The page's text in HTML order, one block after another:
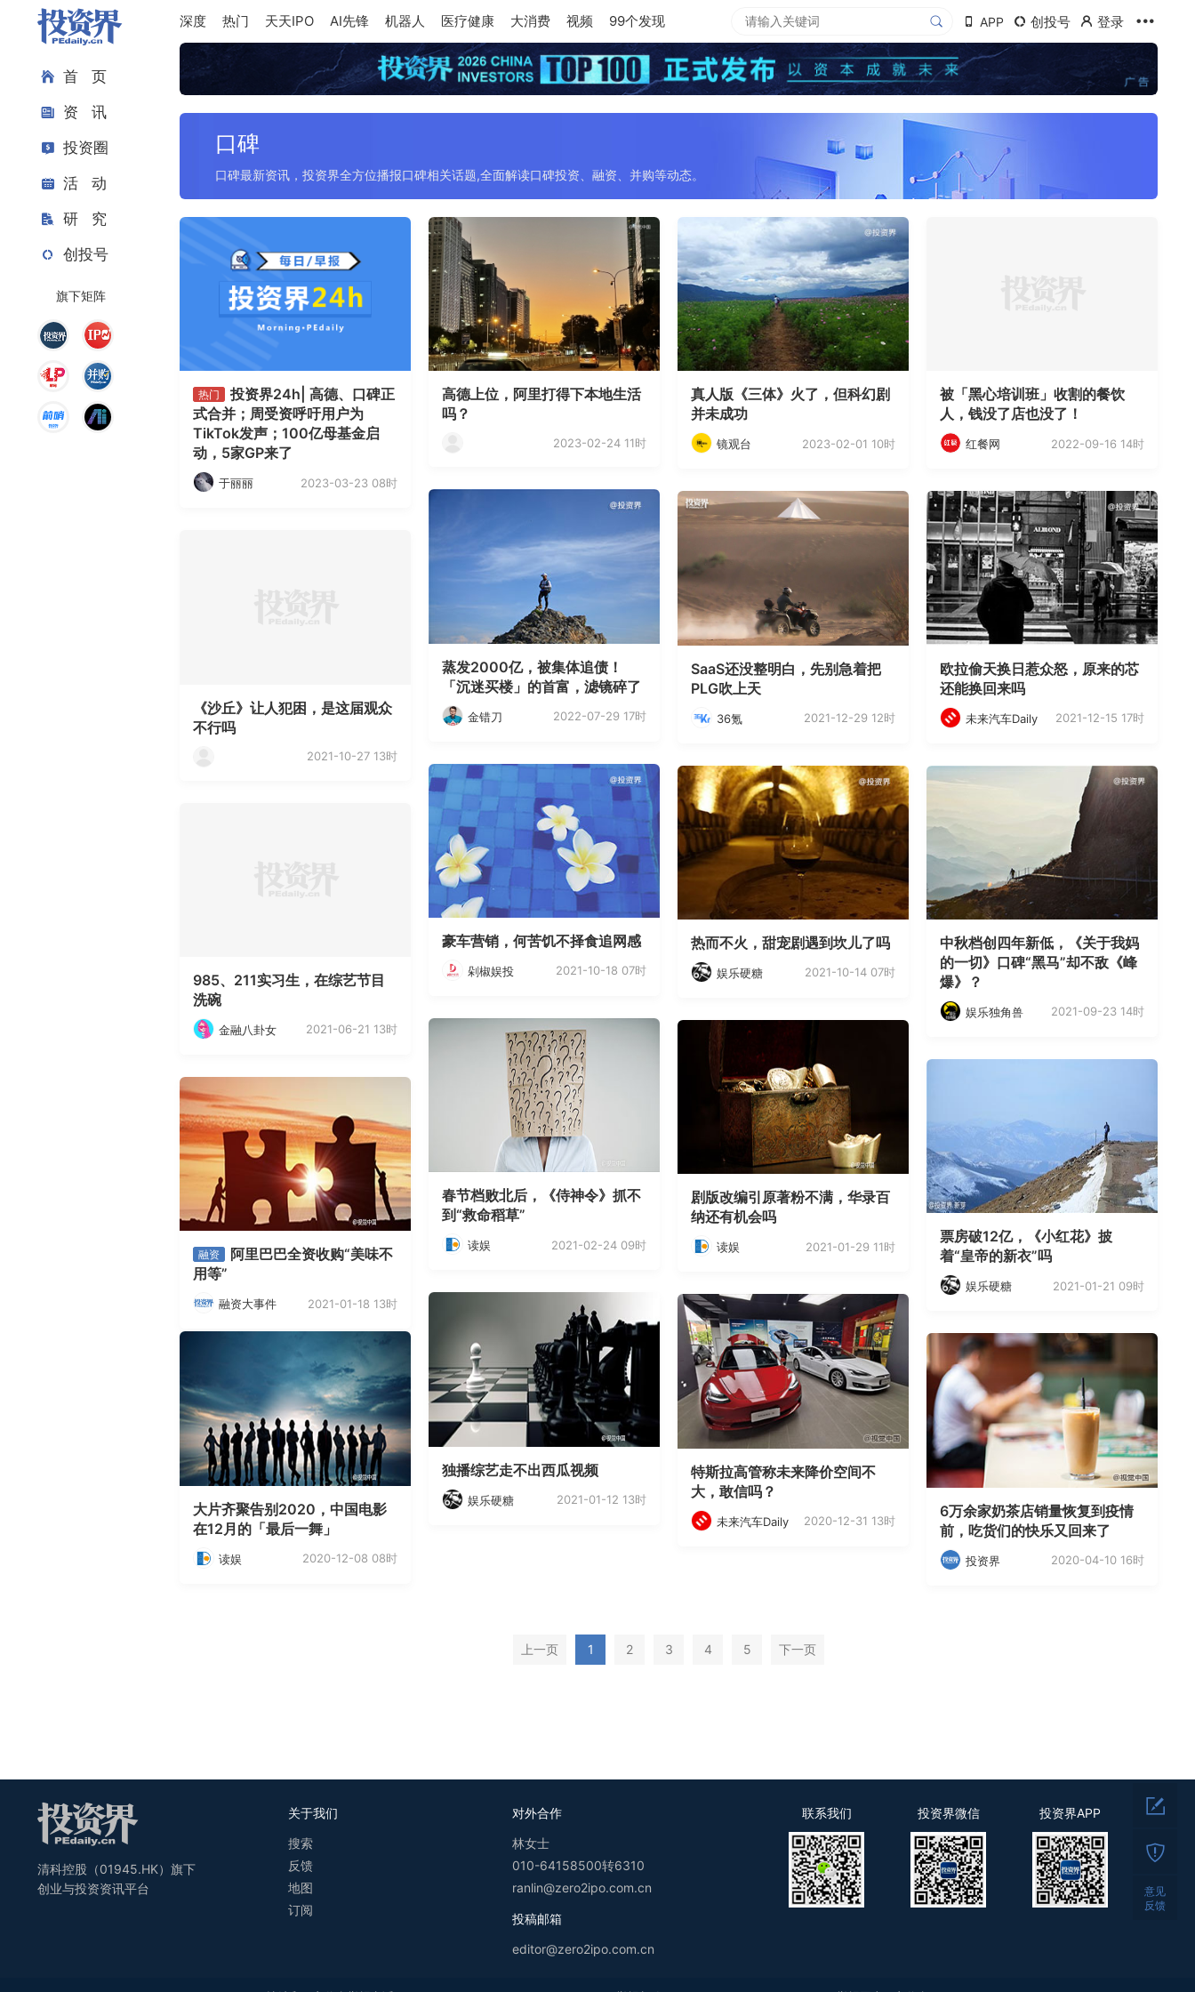
首 页
资 讯
投资圈
活 动
研 究
创投号
旗下矩阵
深度 热门 天天IPO AI先锋 机器人 医疗健康 大消费 视频 99个发现 APP 创投号 登录
口碑
口碑最新资讯，投资界全方位播报口碑相关话题,全面解读口碑投资、融资、并购等动态。
热门
投资界24h| 高德、口碑正
式合并；周受资呼吁用户为
TikTok发声；100亿母基金启
动，5家GP来了
于丽丽 2023-03-23 08时
高德上位，阿里打得下本地生活
吗？
2023-02-24 11时
真人版《三体》火了，但科幻剧
并未成功
镜观台 2023-02-01 10时
被「黑心培训班」收割的餐饮
人，钱没了店也没了！
红餐网 2022-09-16 14时
蒸发2000亿，被集体追债！
「沉迷买楼」的首富，滤镜碎了
金错刀 2022-07-29 17时
SaaS还没整明白，先别急着把
PLG吹上天
36氪 2021-12-29 12时
欧拉偷天换日惹众怒，原来的芯
还能换回来吗
未来汽车Daily 2021-12-15 17时
《沙丘》让人犯困，是这届观众
不行吗
2021-10-27 13时
豪车营销，何苦饥不择食追网感
剁椒娱投 2021-10-18 07时
热而不火，甜宠剧遇到坎儿了吗
娱乐硬糖 2021-10-14 07时
中秋档创四年新低，《关于我妈
的一切》口碑“黑马”却不敌《峰
爆》？
娱乐独角兽 2021-09-23 14时
985、211实习生，在综艺节目
洗碗
金融八卦女 2021-06-21 13时
春节档败北后，《侍神令》抓不
到“救命稻草”
读娱 2021-02-24 09时
剧版改编引原著粉不满，华录百
纳还有机会吗
读娱 2021-01-29 11时
票房破12亿，《小红花》披
着“皇帝的新衣”吗
娱乐硬糖 2021-01-21 09时
融资
阿里巴巴全资收购“美味不
用等”
融资大事件 2021-01-18 13时
独播综艺走不出西瓜视频
娱乐硬糖 2021-01-12 13时
特斯拉高管称未来降价空间不
大，敢信吗？
未来汽车Daily 2020-12-31 13时
大片齐聚告别2020，中国电影
在12月的「最后一舞」
读娱 2020-12-08 08时
6万余家奶茶店销量恢复到疫情
前，吃货们的快乐又回来了
投资界 2020-04-10 16时
上一页 1 2 3 4 5 下一页
清科控股（01945.HK）旗下
创业与投资资讯平台
关于我们
搜索
反馈
地图
订阅
对外合作
林女士
010-64158500转6310
ranlin@zero2ipo.com.cn
投稿邮箱
editor@zero2ipo.com.cn
联系我们 投资界微信 投资界APP
意见
反馈